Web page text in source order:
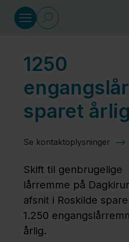
Klimaresultater
300
medarbejdere
4.661
tons
CO2
sparet
1250
sparet
Se kontaktoplysninger
Skift til genbrugelige
lårremme på
afsnit i Roskilde
1.250
årlig.